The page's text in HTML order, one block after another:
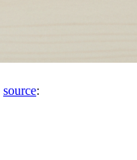
source: